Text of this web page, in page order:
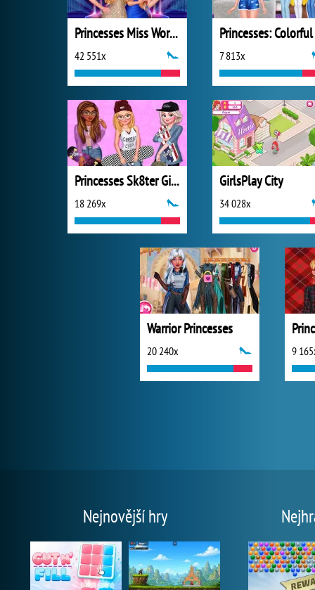
Princesses Miss World Challenge
42 551x 7 813x
Princesses Sk8ter Girls
18 269x
GirlsPlay City
34 028x
Warrior Princesses
20 240x 9
Nejnovější hry